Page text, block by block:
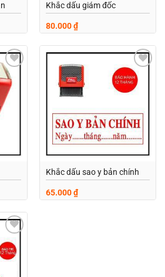
Khắc dấu giám đốc
80.000₫
to
Add to
wishlist
Khắc dấu sao y bản chính
65.000₫
Add to